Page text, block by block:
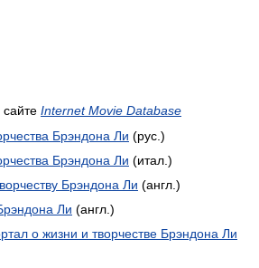
сайте Internet Movie Database
Брэндона Ли (рус.)
Брэндона Ли (итал.)
Брэндона Ли (англ.)
Ли (англ.)
о жизни и творчестве Брэндона Ли